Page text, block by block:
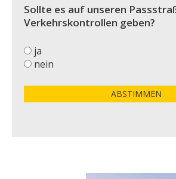
Sollte es auf unseren
Verkehrskontrollen geben?
ja
nein
ABSTIMMEN